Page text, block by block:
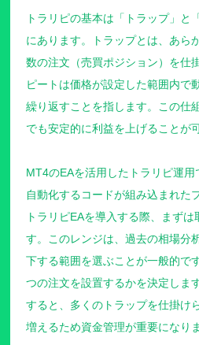
トラリピの基本は「トラップ」と
にあります。トラップとは、あら
数の注文（売買ポジション）を仕
ピートは価格が設定した範囲内で
繰り返すことを指します。この仕
でも安定的に利益を上げることが
MT4のEAを活用したトラリピ運
自動化するコードが組み込まれた
トラリピEAを導入する際、まず
す。このレンジは、過去の相場分
下する範囲を選ぶことが一般的で
つの注文を設置するかを決定しま
すると、多くのトラップを仕掛け
増えるため資金管理が重要になり